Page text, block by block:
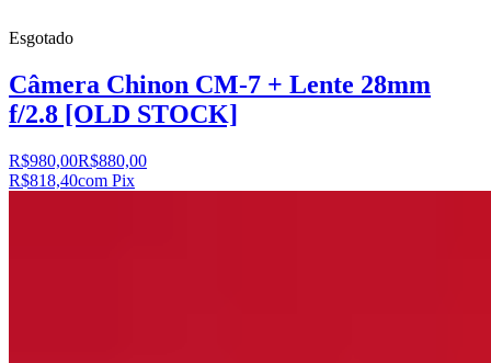
Esgotado
Câmera Chinon CM-7 + Lente 28mm
f/2.8 [OLD STOCK]
R$980,00R$880,00
R$818,40com Pix